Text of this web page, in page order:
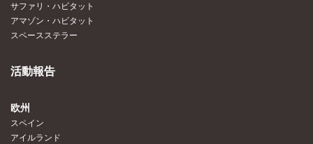
サファリ・ハビタット
アマゾン・ハビタット
スペースステラー
活動報告
欧州
スペイン
アイルランド